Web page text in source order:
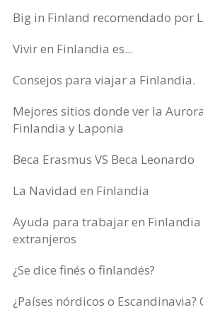
Big in Finland recomendado por
Vivir en Finlandia es...
Consejos para viajar a Finlandia.
Mejores sitios donde ver la
Finlandia y Laponia
Beca Erasmus VS Beca Leonardo
La Navidad en Finlandia
Ayuda para trabajar en
extranjeros
¿Se dice finés o finlandés?
¿Países nórdicos o Escandinavia?